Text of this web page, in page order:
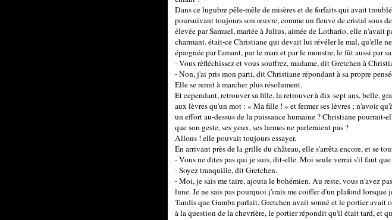
Dans ce lugubre pêle-mêle de misères et de forfaits qui avait
poursuivant toujours son œuvre, comme un fleuve de cristal sous
élevée par Samuel, mariée à Julius, aimée de Lothario, elle n'avait
charmant. était-ce Christiane qui devait lui révéler le mal, qu'elle
épargnée par l'amant, par le mari et par le monstre, le fût aussi par
- Vous réfléchissez et vous souffrez, madame, dit Gretchen à
- Non, j'ai pris mon parti, dit Christiane répondant à sa propre
Elle se remit à marcher plus résolument.
Et cependant, retrouver sa fille, la retrouver à dix-sept ans, belle,
aux lèvres qu'un mot : « Ma fille ! » et fermer ses lèvres ; n'avoir
un effort au-dessus de la puissance humaine ? Christiane pourrait-
que son geste, ses yeux, ses larmes ne parleraient pas ?
Allons ! elle pouvait toujours essayer.
En arrivant près de la grille du château, elle s'arrêta encore, et se
- Vous ne dites pas qui je suis, dit-elle. Moi seule verrai s'il faut
- Soyez tranquille, dit Gretchen.
- Moi, je sais me taire, ajouta le bohémien. Au reste, vous n'avez
lune. Je ne sais pas pourquoi j'irais me coiffer d'un plafond lorsque
Tandis que Gamba parlait, Gretchen avait sonné et le portier avait
à la question de la chevrière, le portier répondit qu'il était tard, et